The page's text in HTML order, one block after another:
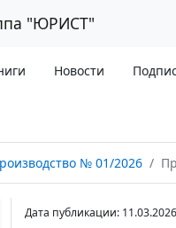
"ЮРИСТ"
Новости
№ 01/2026
Дата публикации: 11.03.2026